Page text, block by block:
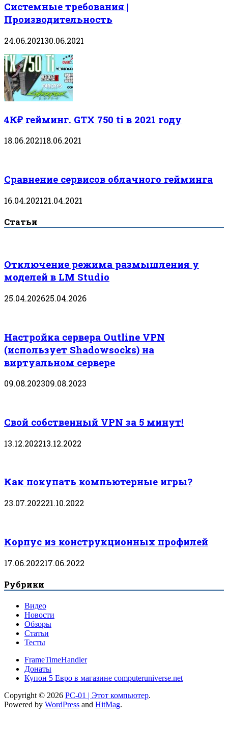
Системные требования |
Производительность
24.06.202130.06.2021
4К₽ гейминг. GTX 750 ti в 2021 году
18.06.202118.06.2021
Сравнение сервисов облачного гейминга
16.04.202121.04.2021
Статьи
Отключение режима размышления у
моделей в LM Studio
25.04.202625.04.2026
Настройка сервера Outline VPN
(использует Shadowsocks) на
виртуальном сервере
09.08.202309.08.2023
Свой собственный VPN за 5 минут!
13.12.202213.12.2022
Как покупать компьютерные игры?
23.07.202221.10.2022
Корпус из конструкционных профилей
17.06.202217.06.2022
Рубрики
Видео
Новости
Обзоры
Статьи
Тесты
FrameTimeHandler
Донаты
Купон 5 Евро в магазине computeruniverse.net
Copyright © 2026 PC-01 | Этот компьютер.
Powered by WordPress and HitMag.